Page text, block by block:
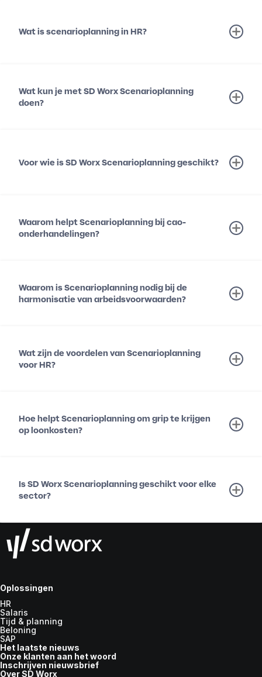
Wat is scenarioplanning in HR?
Wat kun je met SD Worx Scenarioplanning
doen?
Voor wie is SD Worx Scenarioplanning geschikt?
Waarom helpt Scenarioplanning bij cao-
onderhandelingen?
Waarom is Scenarioplanning nodig bij de
harmonisatie van arbeidsvoorwaarden?
Wat zijn de voordelen van Scenarioplanning
voor HR?
Hoe helpt Scenarioplanning om grip te krijgen
op loonkosten?
Is SD Worx Scenarioplanning geschikt voor elke
sector?
Oplossingen
HR
Salaris
Tijd & planning
Beloning
SAP
Het laatste nieuws
Onze klanten aan het woord
Inschrijven nieuwsbrief
Over SD Worx